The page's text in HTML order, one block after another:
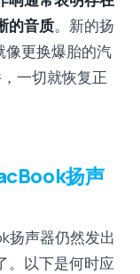
的音质。新的扬
像更换爆胎的汽
一切就恢复正
扬声
扬声器仍然发出
。以下是何时应